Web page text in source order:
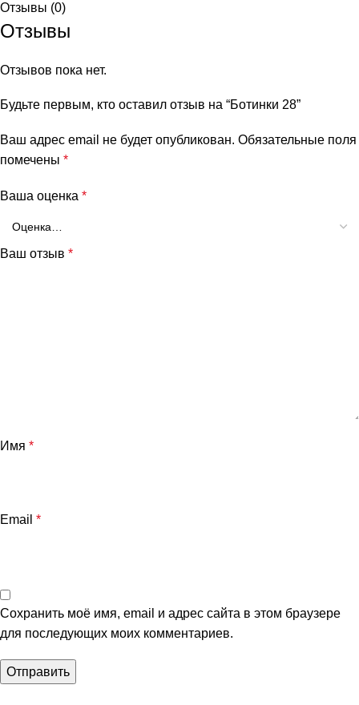
Отзывы (0)
Отзывы
Отзывов пока нет.
Будьте первым, кто оставил отзыв на “Ботинки 28”
Ваш адрес email не будет опубликован. Обязательные поля
помечены *
Ваша оценка *
Ваш отзыв *
Имя *
Email *
Сохранить моё имя, email и адрес сайта в этом браузере
для последующих моих комментариев.